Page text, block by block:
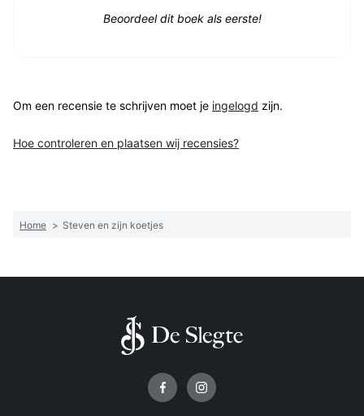
Beoordeel dit boek als eerste!
Om een recensie te schrijven moet je ingelogd zijn.
Hoe controleren en plaatsen wij recensies?
Home > Steven en zijn koetjes